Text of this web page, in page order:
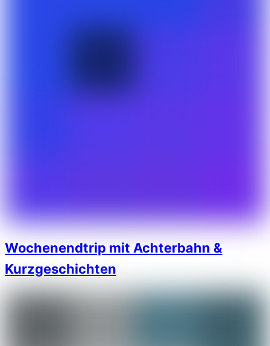
Wochenendtrip mit Achterbahn &
Kurzgeschichten